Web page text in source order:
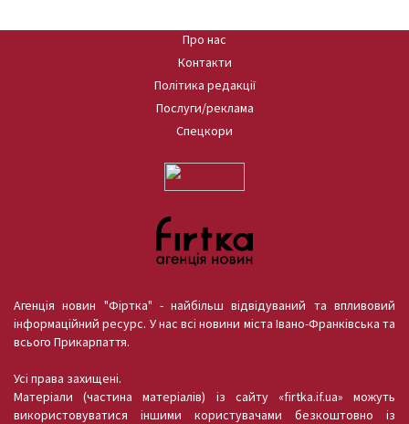
Про нас
Контакти
Політика редакції
Послуги/реклама
Спецкори
Агенція новин "Фіртка" - найбільш відвідуваний та впливовий
інформаційний ресурс. У нас всі новини міста Івано-Франківська та
всього Прикарпаття.
Усі права захищені.
Матеріали (частина матеріалів) із сайту «firtka.if.ua» можуть
використовуватися іншими користувачами безкоштовно із